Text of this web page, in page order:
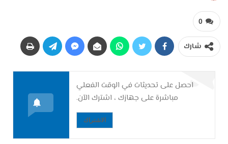
0
شارك
احصل على تحديثات في الوقت الفعلي
مباشرة على جهازك ، اشترك الآن.
الاشتراك